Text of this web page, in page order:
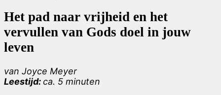
Het pad naar vrijheid en het
vervullen van Gods doel in jouw
leven
van Joyce Meyer
Leestijd:ca. 5 minuten